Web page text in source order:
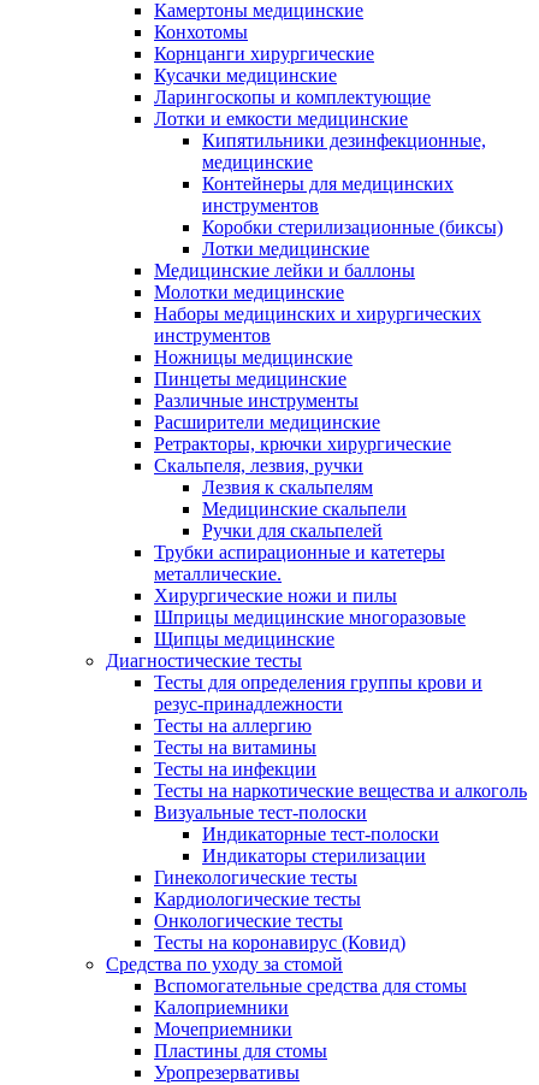
Камертоны медицинские
Конхотомы
Корнцанги хирургические
Кусачки медицинские
Ларингоскопы и комплектующие
Лотки и емкости медицинские
Кипятильники дезинфекционные,
медицинские
Контейнеры для медицинских
инструментов
Коробки стерилизационные (биксы)
Лотки медицинские
Медицинские лейки и баллоны
Молотки медицинские
Наборы медицинских и хирургических
инструментов
Ножницы медицинские
Пинцеты медицинские
Различные инструменты
Расширители медицинские
Ретракторы, крючки хирургические
Скальпеля, лезвия, ручки
Лезвия к скальпелям
Медицинские скальпели
Ручки для скальпелей
Трубки аспирационные и катетеры
металлические.
Хирургические ножи и пилы
Шприцы медицинские многоразовые
Щипцы медицинские
Диагностические тесты
Тесты для определения группы крови и
резус-принадлежности
Тесты на аллергию
Тесты на витамины
Тесты на инфекции
Тесты на наркотические вещества и алкоголь
Визуальные тест-полоски
Индикаторные тест-полоски
Индикаторы стерилизации
Гинекологические тесты
Кардиологические тесты
Онкологические тесты
Тесты на коронавирус (Ковид)
Средства по уходу за стомой
Вспомогательные средства для стомы
Калоприемники
Мочеприемники
Пластины для стомы
Уропрезервативы